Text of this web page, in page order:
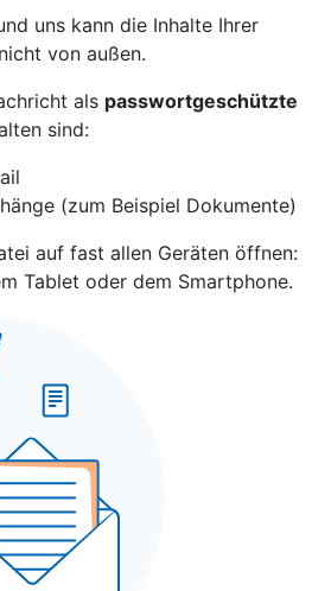
uns kann die Inhalte Ihrer
von außen.
als passwortgeschützte
sind:
(zum Beispiel Dokumente)
auf fast allen Geräten öffnen:
Tablet oder dem Smartphone.